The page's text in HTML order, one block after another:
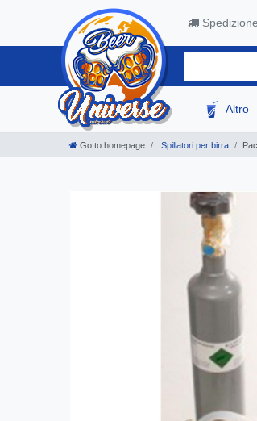
Altro
Go to homepage Spillatori per birra